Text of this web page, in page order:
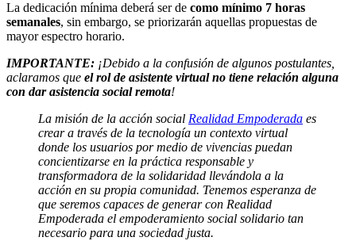
La dedicación mínima deberá ser de como mínimo 7 horas
semanales, sin embargo, se priorizarán aquellas propuestas de
mayor espectro horario.
IMPORTANTE: ¡Debido a la confusión de algunos postulantes,
aclaramos que el rol de asistente virtual no tiene relación alguna
con dar asistencia social remota!
La misión de la acción social Realidad Empoderada es
crear a través de la tecnología un contexto virtual
donde los usuarios por medio de vivencias puedan
concientizarse en la práctica responsable y
transformadora de la solidaridad llevándola a la
acción en su propia comunidad. Tenemos esperanza de
que seremos capaces de generar con Realidad
Empoderada el empoderamiento social solidario tan
necesario para una sociedad justa.